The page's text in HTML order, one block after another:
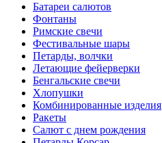
Батареи салютов
Фонтаны
Римские свечи
Фестивальные шары
Петарды, волчки
Летающие фейерверки
Бенгальские свечи
Хлопушки
Комбинированные изделия
Ракеты
Салют с днем рождения